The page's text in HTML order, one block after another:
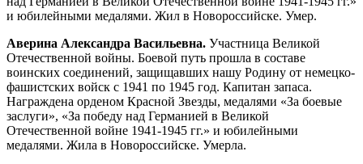
и юбилейными медалями. Жил в Новороссийске. Умер.
Аверина Александра Васильевна. Участница Великой
Отечественной войны. Боевой путь прошла в составе
воинских соединений, защищавших нашу Родину от немецко-
фашистских войск с 1941 по 1945 год. Капитан запаса.
Награждена орденом Красной Звезды, медалями «За боевые
заслуги», «За победу над Германией в Великой
Отечественной войне 1941-1945 гг.» и юбилейными
медалями. Жила в Новороссийске. Умерла.